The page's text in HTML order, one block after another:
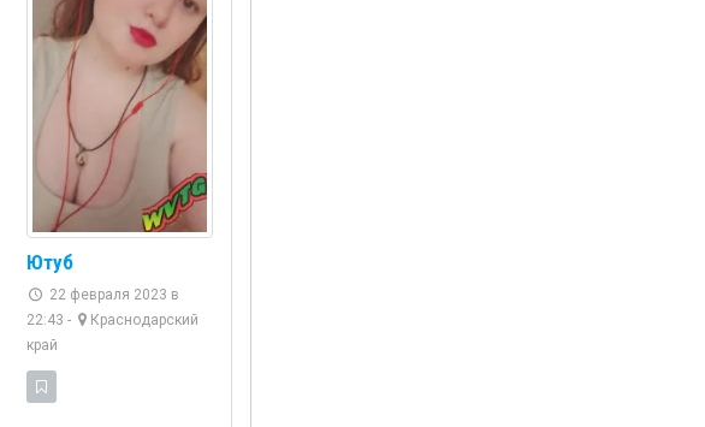
Ютуб
22 февраля 2023 в
22:43 -
Краснодарский
край